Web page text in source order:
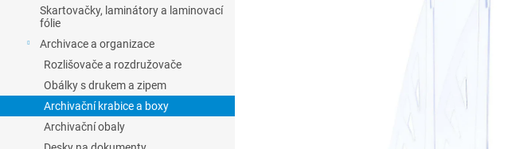
l
Skartovačky, laminátory a laminovací
fólie
Archivace a organizace
Rozlišovače a rozdružovače
Obálky s drukem a zipem
Archivační krabice a boxy
Archivační obaly